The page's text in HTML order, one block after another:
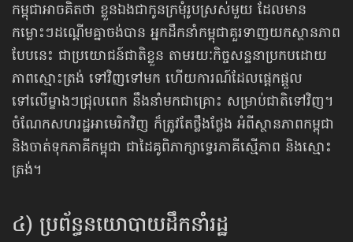
កម្ពុជាអាចគិតថា ខ្លួនឯងជាកូនក្រមុំរូបស្រស់មួយ ដែលមាន
កម្លោះៗដណ្តើមគ្នាចង់បាន អ្នកដឹកនាំកម្ពុជា​គួរទាញ​យក​ស្ថានភាព​
បែបនេះ ជាប្រយោជន៍ជាតិខ្លួន តាមរយៈកិច្ចសន្ទនាប្រកបដោយ
ភាពស្មោះត្រង់ ទៅវិញទៅមក ហើយ​ការណ៍​​ដែល​ផ្តេកផ្តួល
ទៅលើម្ខាងៗជ្រុលពេក នឹងនាំមកជាគ្រោះ សម្រាប់ជាតិទៅវិញ។
ចំណែកសហរដ្ឋអាមេរិក​វិញ ក៏ត្រូវតែ​ថ្លឹងថ្លែង អំពី​ស្ថានភាពកម្ពុជា
និងចាត់ទុកភាគីកម្ពុជា ជាដៃគូពិភាក្សាទ្វេរភាគីស្មើភាព និងស្មោះ
ត្រង់។
៤) ប្រព័ន្ធនយោបាយដឹកនាំរដ្ឋ